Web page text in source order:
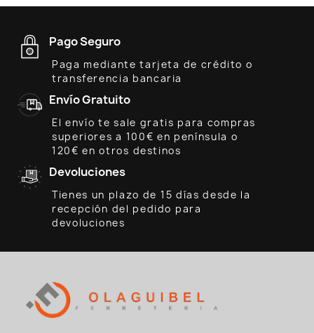
Pago Seguro
Paga mediante tarjeta de crédito o
transferencia bancaria
Envío Gratuito
El envío te sale gratis para compras
superiores a 100€ en península o
120€ en otros destinos
Devoluciones
Tienes un plazo de 15 días desde la
recepción del pedido para
devoluciones